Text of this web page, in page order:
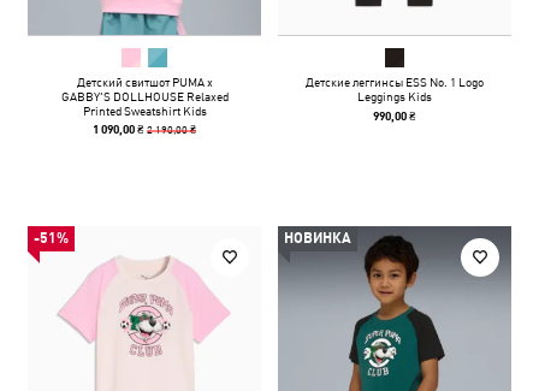
Детский свитшот PUMA x
GABBY'S DOLLHOUSE Relaxed
Printed Sweatshirt Kids
1 090,00 ₴2 190,00 ₴
Детские леггинсы ESS No. 1 Logo
Leggings Kids
990,00 ₴
-51% НОВИНКА